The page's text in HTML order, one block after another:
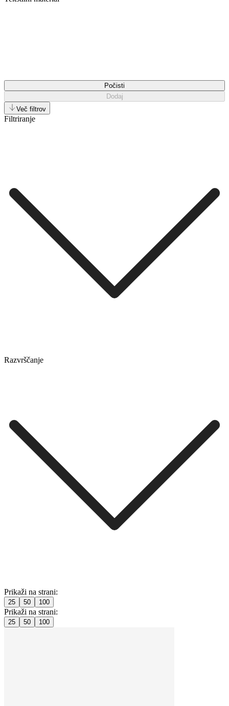
Počisti
Dodaj
Več filtrov
Filtriranje
Razvrščanje
Prikaži na strani:
25 50 100
Prikaži na strani:
25 50 100